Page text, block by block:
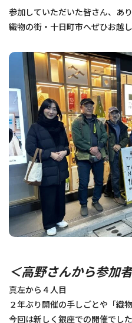
参加していただいた皆さん、あ
織物の街・十日町市へぜひお越し
＜高野さんから参加
真左から４人目
２年ぶり開催の手しごとや「織
今回は新しく銀座での開催でし